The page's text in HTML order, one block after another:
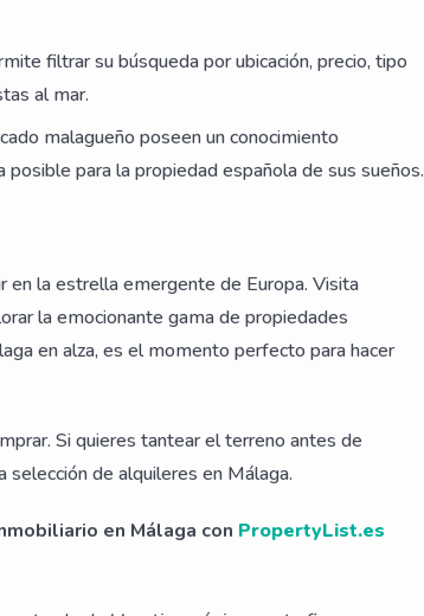
filtrar su búsqueda por ubicación, precio, tipo
al mar.
malagueño poseen un conocimiento
para la propiedad española de sus sueños.
en la estrella emergente de Europa. Visita
la emocionante gama de propiedades
en alza, es el momento perfecto para hacer
Si quieres tantear el terreno antes de
de alquileres en Málaga.
en Málaga con PropertyList.es